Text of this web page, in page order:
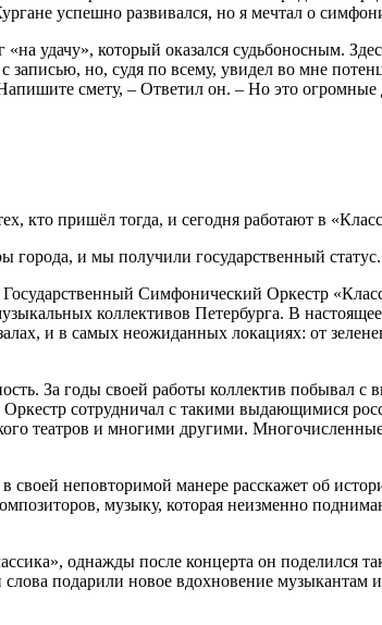
успешно развивался, но я мечтал о
удачу», который оказался судьбоносным.
но, судя по всему, увидел во мне
смету, – Ответил он. – Но это
кто пришёл тогда, и сегодня работают в
города, и мы получили государственный статус.
Симфонический Оркестр
коллективов Петербурга. В
и в самых неожиданных локациях: от
За годы своей работы коллектив побывал с
сотрудничал с такими выдающимися
театров и многими другими.
неповторимой манере расскажет об
музыку, которая неизменно
однажды после концерта он поделился
подарили новое вдохновение музыкантам